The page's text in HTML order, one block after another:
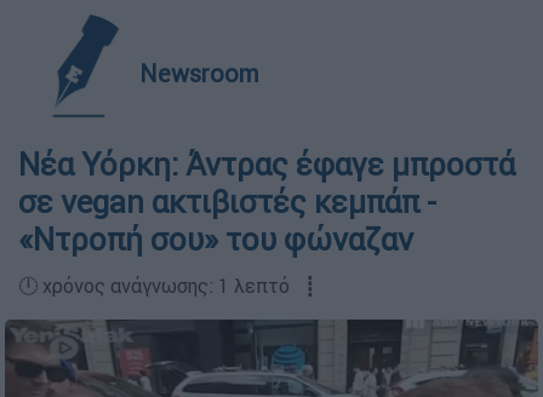
Newsroom
Νέα Υόρκη: Άντρας έφαγε μπροστά
σε vegan ακτιβιστές κεμπάπ -
«Ντροπή σου» του φώναζαν
🕛 χρόνος ανάγνωσης: 1 λεπτό ┋